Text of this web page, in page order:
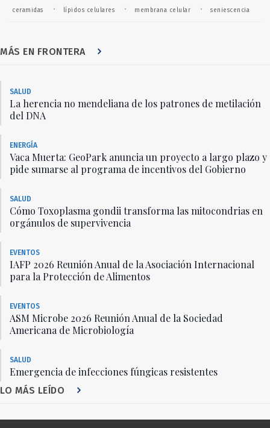
ceramidas · lípidos celulares · membrana celular · seniescencia
MÁS EN FRONTERA
SALUD
La herencia no mendeliana de los patrones de metilación
del DNA
ENERGÍA
Vaca Muerta: GeoPark anuncia un proyecto a largo plazo y
pide sumarse al programa de incentivos del Gobierno
SALUD
Cómo Toxoplasma gondii transforma las mitocondrias en
orgánulos de supervivencia
EVENTOS
IAFP 2026 Reunión Anual de la Asociación Internacional
para la Protección de Alimentos
EVENTOS
ASM Microbe 2026 Reunión Anual de la Sociedad
Americana de Microbiología
SALUD
Emergencia de infecciones fúngicas resistentes
LO MÁS LEÍDO